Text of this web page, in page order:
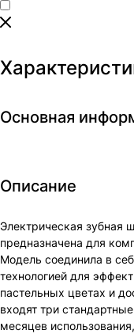
Основная
Описание
Электрическая зубная
предназначена для
Модель соединила в
технологией для
пастельных цветах и
входят три
месяцев